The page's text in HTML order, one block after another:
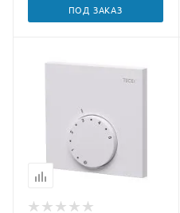
ПОД ЗАКАЗ